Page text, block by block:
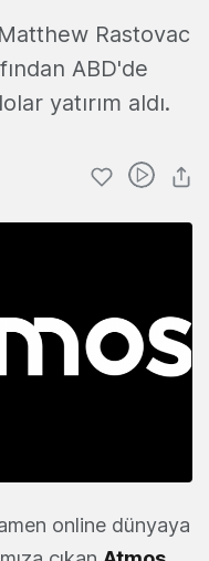
Rastovac
ABD'de
yatırım aldı.
online dünyaya